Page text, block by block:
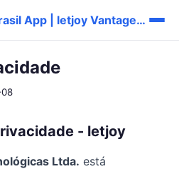
⚡ letjoy Original Brasil App | letjoy Vantagem Rápido 🎯
- letjoy
Ltda. está